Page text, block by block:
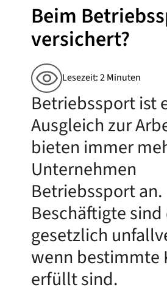
Beim
versichert?
Lesezeit: 2 Minuten
Betriebssport ist
Ausgleich zur
bieten immer
Unternehmen
Betriebssport an.
Beschäftigte
gesetzlich
wenn bestimmte
erfüllt sind.